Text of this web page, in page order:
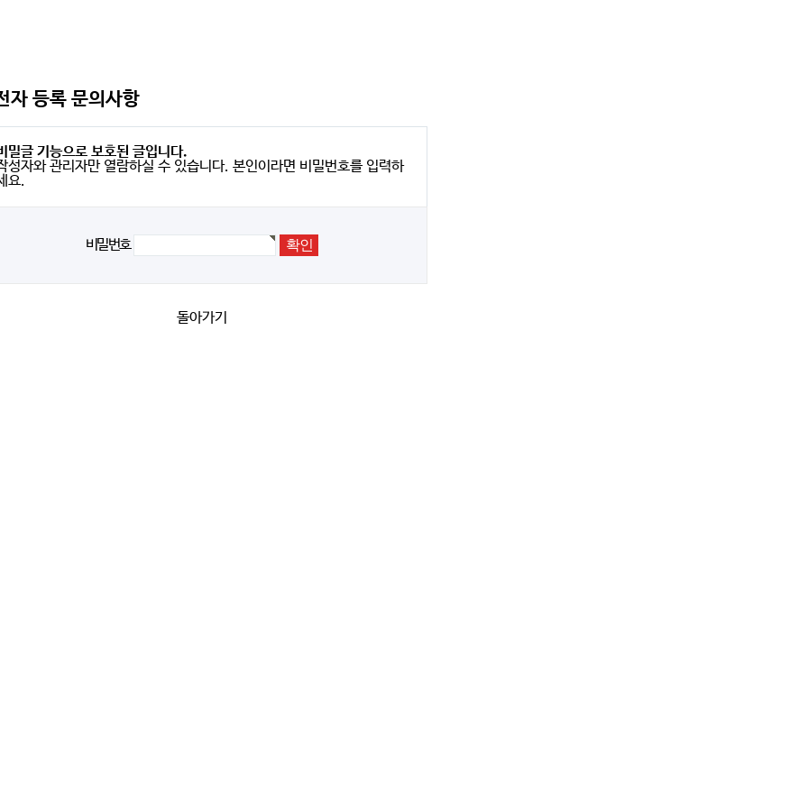
자 등록 문의사항
밀글 기능으로 보호된 글입니다.
성자와 관리자만 열람하실 수 있습니다. 본인이라면 비밀번호를 입력하
요.
비밀번호
돌아가기